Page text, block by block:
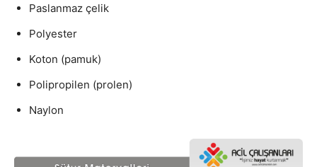
Paslanmaz çelik
Polyester
Koton (pamuk)
Polipropilen (prolen)
Naylon